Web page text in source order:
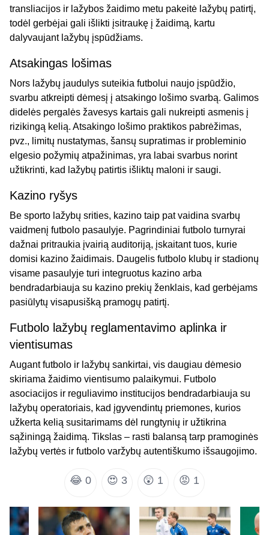
transliacijos ir lažybos žaidimo metu pakeitė lažybų patirtį,
todėl gerbėjai gali išlikti įsitraukę į žaidimą, kartu
dalyvaujant lažybų įspūdžiams.
Atsakingas lošimas
Nors lažybų jaudulys suteikia futbolui naujo įspūdžio,
svarbu atkreipti dėmesį į atsakingo lošimo svarbą. Galimos
didelės pergalės žavesys kartais gali nukreipti asmenis į
rizikingą kelią. Atsakingo lošimo praktikos pabrėžimas,
pvz., limitų nustatymas, šansų supratimas ir probleminio
elgesio požymių atpažinimas, yra labai svarbus norint
užtikrinti, kad lažybų patirtis išliktų maloni ir saugi.
Kazino ryšys
Be sporto lažybų srities, kazino taip pat vaidina svarbų
vaidmenį futbolo pasaulyje. Pagrindiniai futbolo turnyrai
dažnai pritraukia įvairią auditoriją, įskaitant tuos, kurie
domisi kazino žaidimais. Daugelis futbolo klubų ir stadionų
visame pasaulyje turi integruotus kazino arba
bendradarbiauja su kazino prekių ženklais, kad gerbėjams
pasiūlytų visapusišką pramogų patirtį.
Futbolo lažybų reglamentavimo aplinka ir
vientisumas
Augant futbolo ir lažybų sankirtai, vis daugiau dėmesio
skiriama žaidimo vientisumo palaikymui. Futbolo
asociacijos ir reguliavimo institucijos bendradarbiauja su
lažybų operatoriais, kad įgyvendintų priemones, kurios
užkerta kelią susitarimams dėl rungtynių ir užtikrina
sąžiningą žaidimą. Tikslas – rasti balansą tarp pramoginės
lažybų vertės ir futbolo varžybų autentiškumo išsaugojimo.
😂 0 😍 3 😲 1 😡 1